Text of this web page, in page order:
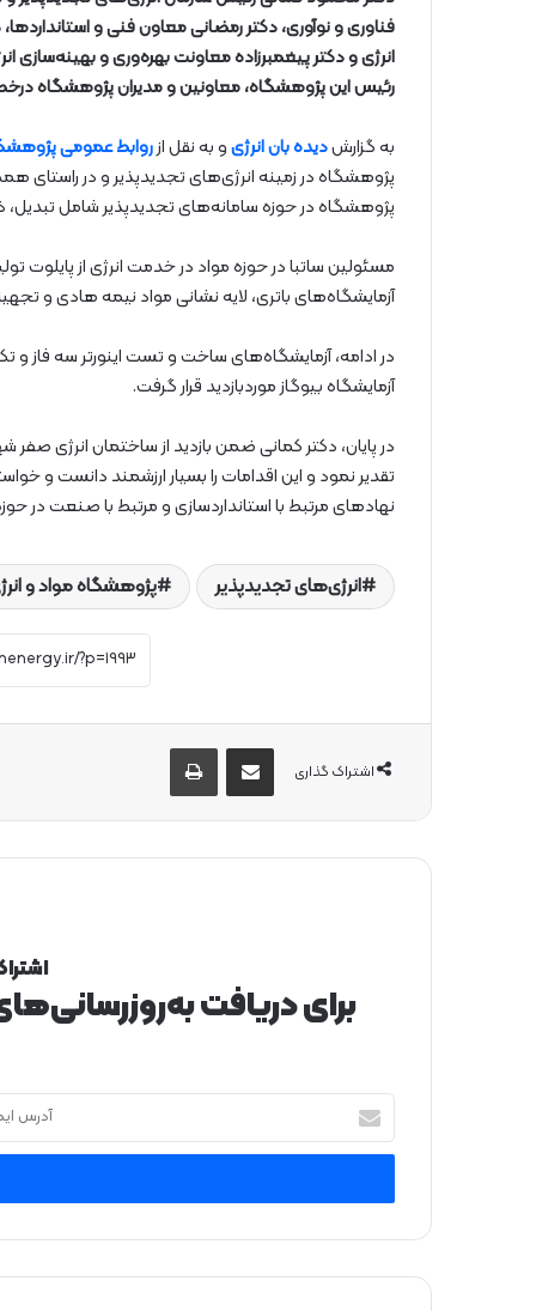
فناوری و نوآوری، دکتر رمضانی معاون فنی و
انرژی و دکتر پیغمبرزاده معاونت بهره‌وری و بهینه‌سازی
رئیس این پژوهشگاه، معاونین و مدیران پژوهشگاه
به گزارشدیده بان انرژیو به نقل ازروابط عمومی
پژوهشگاه در زمینه انرژی‌های تجدیدپذیر و در
پژوهشگاه در حوزه سامانه‌های تجدیدپذیر شامل تبدیل،
آزمایشگاه‌های باتری، لایه نشانی مواد نیمه هادی و
در ادامه، آزمایشگاه‌های ساخت و تست اینورتر سه فاز و
آزمایشگاه بیوگاز موردبازدید قرار گرفت.
در پایان، دکتر کمانی ضمن بازدید از ساختمان انرژی
تقدیر نمود و این اقدامات را بسیار ارزشمند دانست و
نهادهای مرتبط با استانداردسازی و مرتبط با صنعت در
انرژی‌های تجدیدپذیر پژوهشگاه مواد و
اشتراک گذاری
از طریق ایمیل به اشتراک بگذارید
برای دریافت
آ
ر
ا
ی